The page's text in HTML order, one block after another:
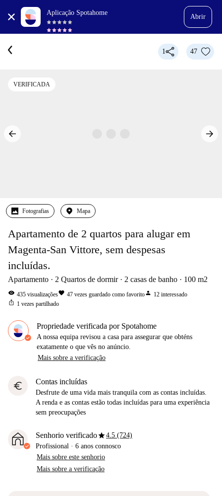
Aplicação Spotahome
Abrir
1 47
VERIFICADA
Fotografias Mapa
Apartamento de 2 quartos para alugar em
Magenta-San Vittore, sem despesas
incluídas.
Apartamento 2 Quartos de dormir 2 casas de banho 100 m2
visibility 435 visualizaçõesfavorite 47 vezes guardado como favoritoperson 12 interessado
ios_share 1 vezes partilhado
Propriedade verificada por Spotahome
A nossa equipa revisou a casa para assegurar que obténs
exatamente o que vês no anúncio.
Mais sobre a verificação
euro Contas incluídas
Desfrute de uma vida mais tranquila com as contas incluídas.
A renda e as contas estão todas incluídas para uma experiência
sem preocupações
Senhorio verificadostar4.5 (724)
Profissional · 6 anos connosco
Mais sobre este senhorio
Mais sobre a verificação